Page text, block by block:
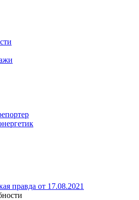
правда от 17.08.2021